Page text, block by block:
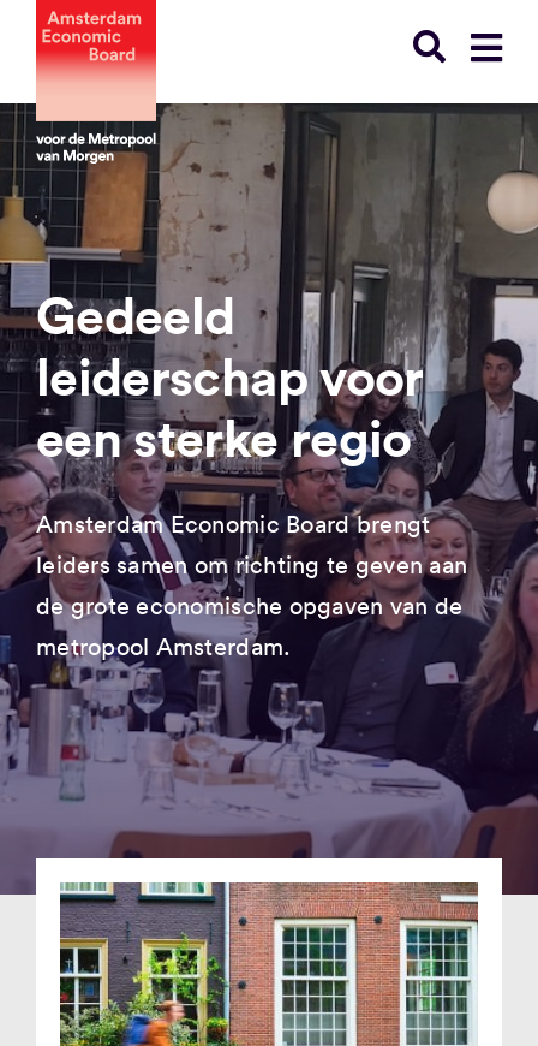
naar
inhoud
Gedeeld
leiderschap voor
een sterke regio
Amsterdam Economic Board brengt
leiders samen om richting te geven aan
de grote economische opgaven van de
metropool Amsterdam.